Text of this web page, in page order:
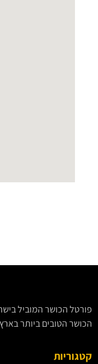
פורטל הכושר המוביל
הכושר הטובים ביותר
קטגוריות